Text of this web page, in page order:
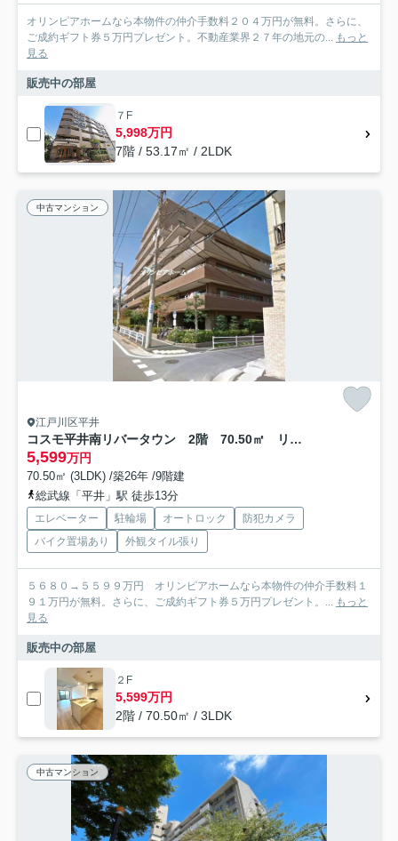
オリンピアホームなら本物件の仲介手数料２０４万円が無料。さらに、
ご成約ギフト券５万円プレゼント。不動産業界２７年の地元の... もっと
見る
販売中の部屋
７F
5,998万円
7階 / 53.17㎡ / 2LDK
中古マンション
江戸川区平井
コスモ平井南リバータウン 2階 70.50㎡ リフォーム済
5,599万円
70.50㎡ (3LDK) /築26年 /9階建
総武線「平井」駅 徒歩13分
エレベーター 駐輪場 オートロック
防犯カメラ
バイク置場あり
外観タイル張り
５６８０→５５９９万円 オリンピアホームなら本物件の仲介手数料１
９１万円が無料。さらに、ご成約ギフト券５万円プレゼント。... もっと
見る
販売中の部屋
２F
5,599万円
2階 / 70.50㎡ / 3LDK
中古マンション